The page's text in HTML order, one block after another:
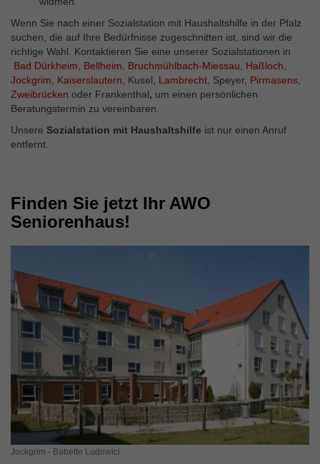
Wenn Sie nach einer Sozialstation mit Haushaltshilfe in der Pfalz
suchen, die auf Ihre Bedürfnisse zugeschnitten ist, sind wir die
richtige Wahl. Kontaktieren Sie eine unserer Sozialstationen in
Bad Dürkheim
Bellheim Bruchmühlbach-Miessau Haßloch
Jockgrim
Kaiserslautern , Kusel, Lambrecht , Speyer, Pirmasens
Zweibrücken oder Frankenthal, um einen persönlichen
Beratungstermin zu vereinbaren.
Unsere Sozialstation mit Haushaltshilfe ist nur einen Anruf
entfernt.
Finden Sie jetzt Ihr AWO
Seniorenhaus!
Jockgrim - Babette Ludowici